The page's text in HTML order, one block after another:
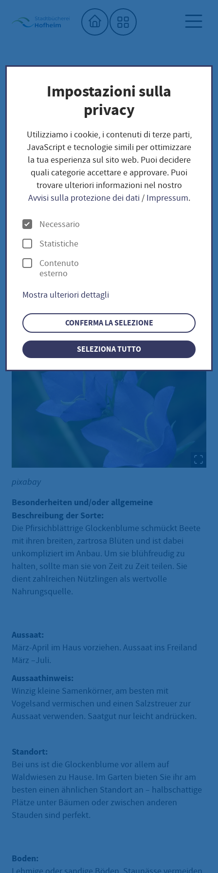
Home"
Biblioteca comunale
Biblioteca dei semi
Unser Saatgut: Aussaat - Ernte -
Kräuter und Blumen
BLUMEN
Pfirsichblättrige Glockenblume / Campanula
persici
Pfirsichblättrige
Glockenblume /
Campanula persici
Pfirsichblättrige Glockenblume
/ Campanula persicifolia
pixabay
Besonderheiten und/oder allgemeine
Beschreibung der Sorte:
Die Pfirsichblättrige Glockenblume schmückt Beete
mit ihren breiten, zartrosa Blüten und ist dabei
unkompliziert im Anbau. Um sie blühfreudig zu
halten, sollte man sie von Zeit zu Zeit teilen. Sie
dient zahlreichen Nützlingen als wertvolle
Nahrungsquelle.
Aussaat:
März-April im Haus vorziehen. Aussaat ins Freiland
März –Juli.
Aussaathinweis:
Winzig kleine Samenkörner, am besten mit
Vogelsand vermischen und einen Salzstreuer zur
Aussaat verwenden. Saatgut nur leicht andrücken.
Standort:
Bei uns ist die Glockenblume vor allem auf
Waldwiesen zu Hause. Im Garten bieten Sie ihr am
besten einen ähnlichen Standort an – halbschattige
Plätze unter Bäumen oder zwischen anderen
Stauden sind perfekt.
Boden:
Impostazioni sulla
privacy
Utilizziamo i cookie, i contenuti di terze parti,
JavaScript e tecnologie simili per ottimizzare
la tua esperienza sul sito web. Puoi decidere
quali categorie accettare e approvare. Puoi
trovare ulteriori informazioni nel nostro
Avvisi sulla protezione dei dati/ Impressum.
O
p
z
i
n
Necessario
Statistiche
Contenuto
esterno
Mostra ulteriori dettagli
CONFERMA LA SELEZIONE
SELEZIONA TUTTO